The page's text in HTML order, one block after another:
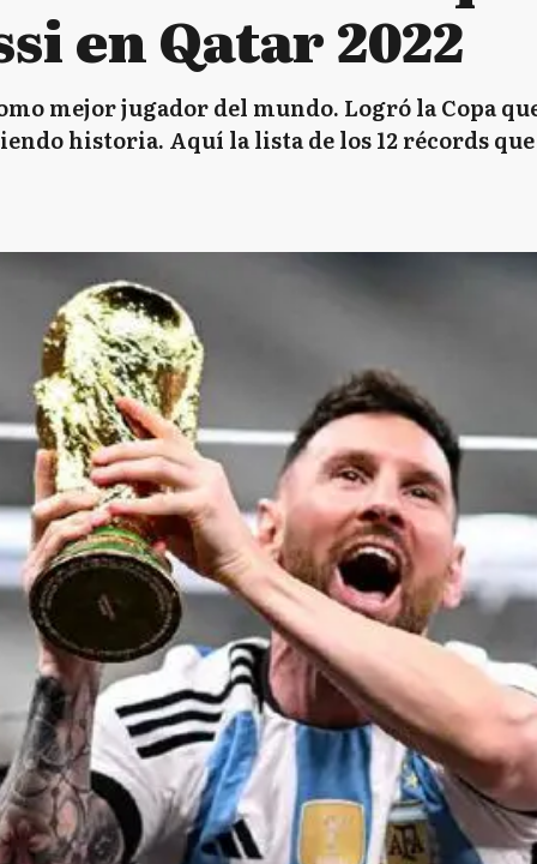
en Qatar 2022
mejor jugador del mundo. Logró la Copa
historia. Aquí la lista de los 12 récords